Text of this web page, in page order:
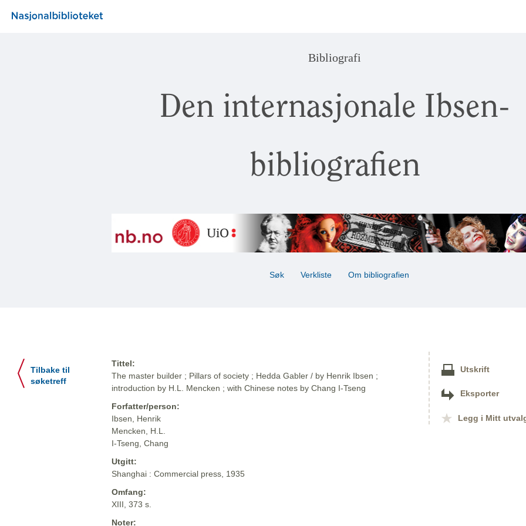
Bibliografi
Den internasjonale Ibsen-
bibliografien
Søk Verkliste Om bibliografien
Tilbake til
søketreff
Tittel:
The master builder ; Pillars of society ; Hedda Gabler / by Henrik Ibsen ;
introduction by H.L. Mencken ; with Chinese notes by Chang I-Tseng
Forfatter/person:
Ibsen, Henrik
Mencken, H.L.
I-Tseng, Chang
Utgitt:
Shanghai : Commercial press, 1935
Omfang:
XIII, 373 s.
Noter:
Utskrift
Eksporter
Legg i Mitt